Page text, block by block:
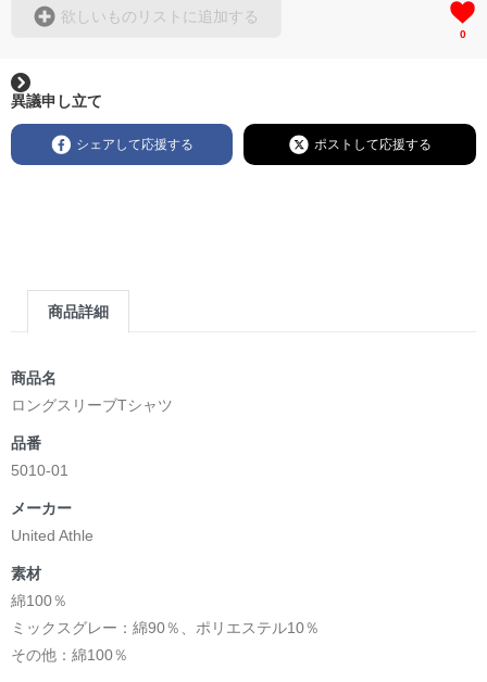
欲しいものリストに追加する
0
異議申し立て
シェアして応援する ポストして応援する
商品詳細
商品名
ロングスリーブTシャツ
品番
5010-01
メーカー
United Athle
素材
綿100％
ミックスグレー：綿90％、ポリエステル10％
その他：綿100％